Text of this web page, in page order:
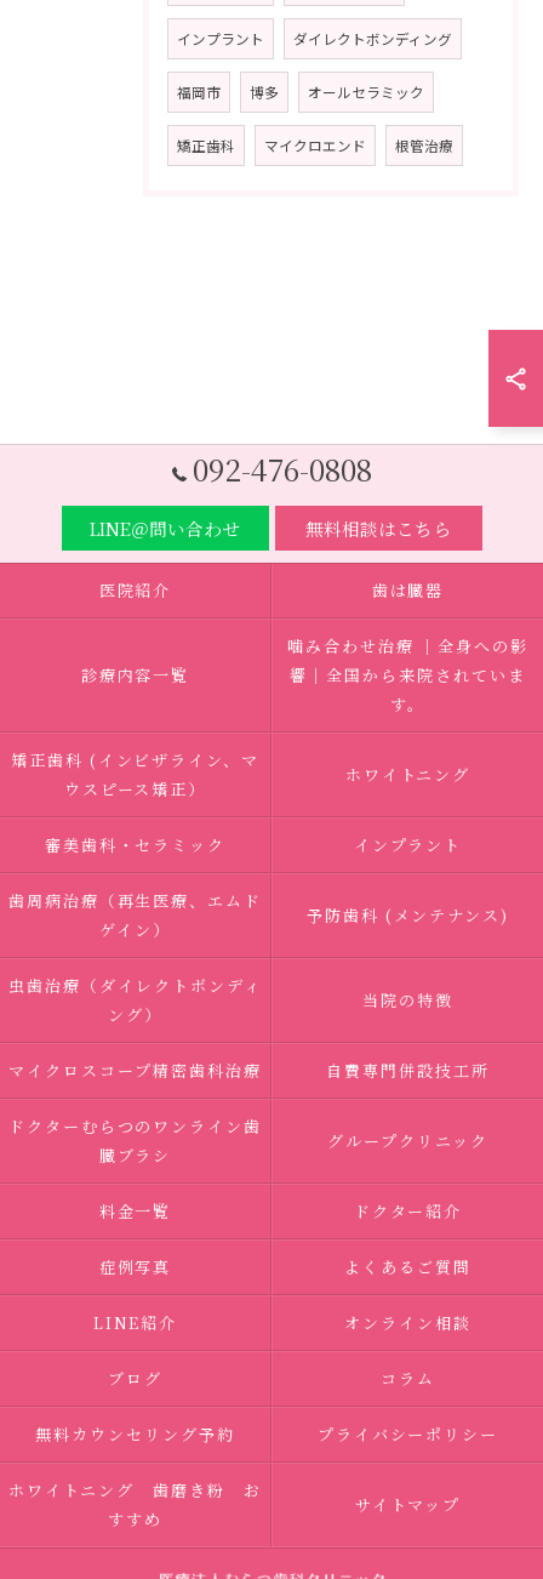
インプラント ダイレクトボンディング
福岡市 博多 オールセラミック
矯正歯科 マイクロエンド 根管治療
092-476-0808
LINE＠問い合わせ 無料相談はこちら
医院紹介 歯は臓器
診療内容一覧
噛み合わせ治療 ｜全身への影
響｜全国から来院されていま
す。
矯正歯科 (インビザライン、マ
ウスピース矯正）
ホワイトニング
審美歯科・セラミック インプラント
歯周病治療（再生医療、エムド
ゲイン）
予防歯科 (メンテナンス)
虫歯治療（ダイレクトボンディ
ング）
当院の特徴
マイクロスコープ精密歯科治療 自費専門併設技工所
ドクターむらつのワンライン歯
臓ブラシ
グループクリニック
料金一覧 ドクター紹介
症例写真 よくあるご質問
LINE紹介 オンライン相談
ブログ コラム
無料カウンセリング予約 プライバシーポリシー
ホワイトニング 歯磨き粉 お
すすめ
サイトマップ